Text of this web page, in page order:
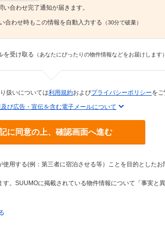
合わせ完了通知が届きます。
合わせ時もこの情報を自動入力する （30分で破棄）
を受け取る （あなたにぴったりの物件情報などをお届けします
扱いについては利用規約およびプライバシーポリシーを
び広告・宣伝を含む電子メールについて
記に同意の上、確認画面へ進む
用する(例：第三者に宿泊させる等）ことを目的とした
。SUUMOに掲載されている物件情報について「事実